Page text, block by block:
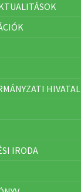
HIVATAL
IRODA